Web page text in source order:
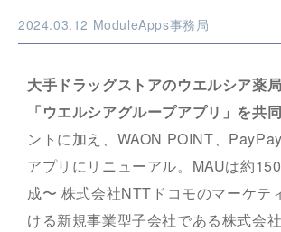
2024.03.12 ModuleApps事務局
大手ドラッグストアのウエルシア薬
「ウエルシアグループアプリ」を共
ントに加え、WAON POINT、
アプリにリニューアル。MAUは約
成〜 株式会社NTTドコモのマーケテ
ける新規事業型子会社である株式会